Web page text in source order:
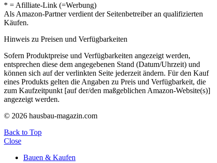
* = Afilliate-Link (=Werbung)
Als Amazon-Partner verdient der Seitenbetreiber an qualifizierten
Käufen.
Hinweis zu Preisen und Verfügbarkeiten
Sofern Produktpreise und Verfügbarkeiten angezeigt werden,
entsprechen diese dem angegebenen Stand (Datum/Uhrzeit) und
können sich auf der verlinkten Seite jederzeit ändern. Für den Kauf
eines Produkts gelten die Angaben zu Preis und Verfügbarkeit, die
zum Kaufzeitpunkt [auf der/den maßgeblichen Amazon-Website(s)]
angezeigt werden.
© 2026 hausbau-magazin.com
Back to Top
Close
Bauen & Kaufen